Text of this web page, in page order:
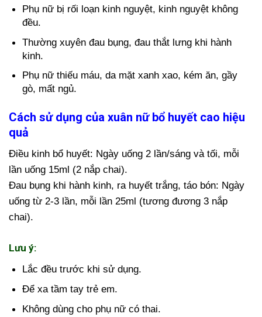
Phụ nữ bị rối loạn kinh nguyệt, kinh nguyệt không
đều.
Thường xuyên đau bụng, đau thắt lưng khi hành
kinh.
Phụ nữ thiếu máu, da mặt xanh xao, kém ăn, gầy
gò, mất ngủ.
Cách sử dụng của xuân nữ bổ huyết cao hiệu
quả
Điều kinh bổ huyết: Ngày uống 2 lần/sáng và tối, mỗi
lần uống 15ml (2 nắp chai).
Đau bụng khi hành kinh, ra huyết trắng, táo bón: Ngày
uống từ 2-3 lần, mỗi lần 25ml (tương đương 3 nắp
chai).
Lưu ý:
Lắc đều trước khi sử dụng.
Để xa tầm tay trẻ em.
Không dùng cho phụ nữ có thai.